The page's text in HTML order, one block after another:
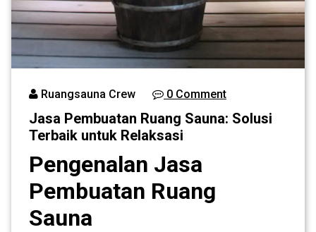
Ruangsauna Crew 0 Comment
Jasa Pembuatan Ruang Sauna: Solusi
Terbaik untuk Relaksasi
Pengenalan Jasa
Pembuatan Ruang
Sauna